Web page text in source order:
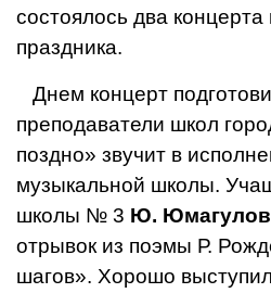
состоялось два концерта
праздника.
Днем концерт
преподаватели школ
поздно» звучит в
музыкальной школы.
школы № 3 Ю.
отрывок из поэмы Р.
шагов». Хорошо